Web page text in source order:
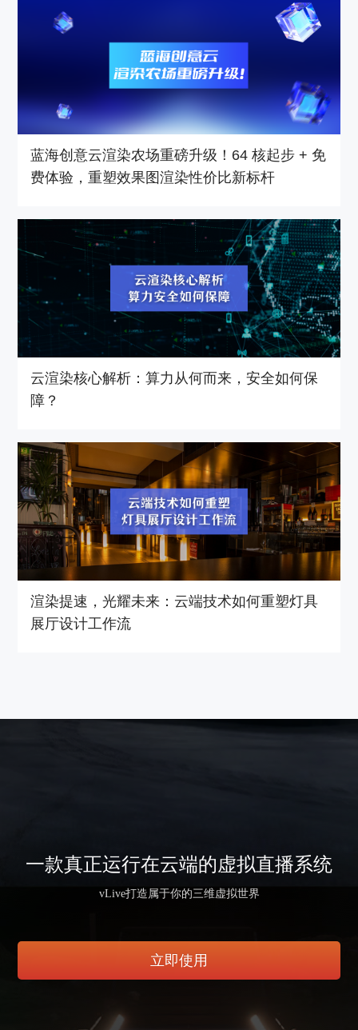
蓝海创意云渲染农场重磅升级！64 核起步 + 免
费体验，重塑效果图渲染性价比新标杆
云渲染核心解析：算力从何而来，安全如何保
障？
渲染提速，光耀未来：云端技术如何重塑灯具
展厅设计工作流
一款真正运行在云端的虚拟直播系统
vLive打造属于你的三维虚拟世界
立即使用